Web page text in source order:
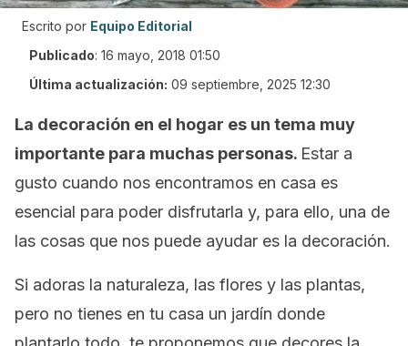
Escrito por Equipo Editorial
Publicado: 16 mayo, 2018 01:50
Última actualización: 09 septiembre, 2025 12:30
La decoración en el hogar es un tema muy
importante para muchas personas. Estar a
gusto cuando nos encontramos en casa es
esencial para poder disfrutarla y, para ello, una de
las cosas que nos puede ayudar es la decoración.
Si adoras la naturaleza, las flores y las plantas,
pero no tienes en tu casa un jardín donde